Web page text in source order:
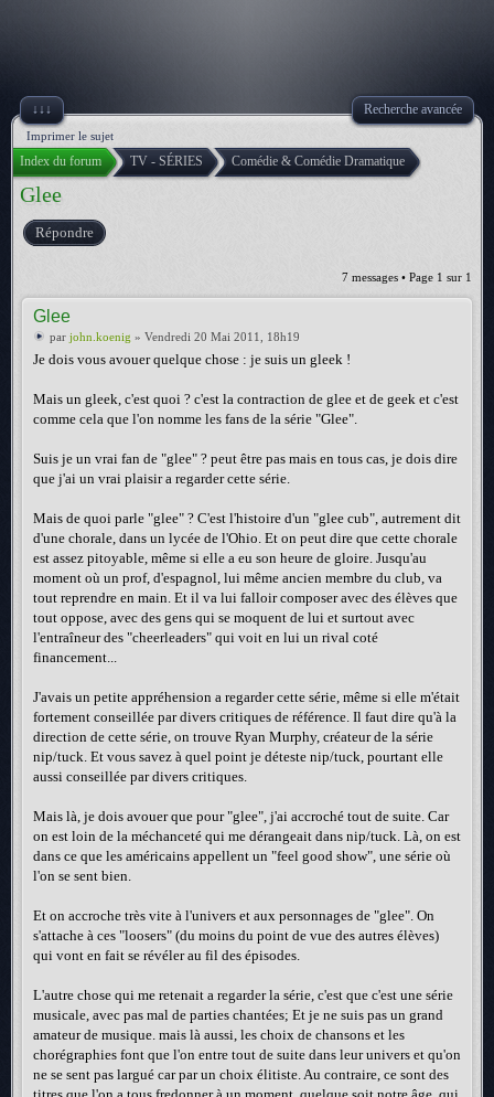
↓↓↓ Recherche avancée
Imprimer le sujet
Index du forum TV - SÉRIES Comédie & Comédie Dramatique
Glee
Répondre
7 messages • Page 1 sur 1
Glee
par john.koenig » Vendredi 20 Mai 2011, 18h19
Je dois vous avouer quelque chose : je suis un gleek !
Mais un gleek, c'est quoi ? c'est la contraction de glee et de geek et c'est
comme cela que l'on nomme les fans de la série "Glee".
Suis je un vrai fan de "glee" ? peut être pas mais en tous cas, je dois dire
que j'ai un vrai plaisir a regarder cette série.
Mais de quoi parle "glee" ? C'est l'histoire d'un "glee cub", autrement dit
d'une chorale, dans un lycée de l'Ohio. Et on peut dire que cette chorale
est assez pitoyable, même si elle a eu son heure de gloire. Jusqu'au
moment où un prof, d'espagnol, lui même ancien membre du club, va
tout reprendre en main. Et il va lui falloir composer avec des élèves que
tout oppose, avec des gens qui se moquent de lui et surtout avec
l'entraîneur des "cheerleaders" qui voit en lui un rival coté
financement...
J'avais un petite appréhension a regarder cette série, même si elle m'était
fortement conseillée par divers critiques de référence. Il faut dire qu'à la
direction de cette série, on trouve Ryan Murphy, créateur de la série
nip/tuck. Et vous savez à quel point je déteste nip/tuck, pourtant elle
aussi conseillée par divers critiques.
Mais là, je dois avouer que pour "glee", j'ai accroché tout de suite. Car
on est loin de la méchanceté qui me dérangeait dans nip/tuck. Là, on est
dans ce que les américains appellent un "feel good show", une série où
l'on se sent bien.
Et on accroche très vite à l'univers et aux personnages de "glee". On
s'attache à ces "loosers" (du moins du point de vue des autres élèves)
qui vont en fait se révéler au fil des épisodes.
L'autre chose qui me retenait a regarder la série, c'est que c'est une série
musicale, avec pas mal de parties chantées; Et je ne suis pas un grand
amateur de musique. mais là aussi, les choix de chansons et les
chorégraphies font que l'on entre tout de suite dans leur univers et qu'on
ne se sent pas largué car par un choix élitiste. Au contraire, ce sont des